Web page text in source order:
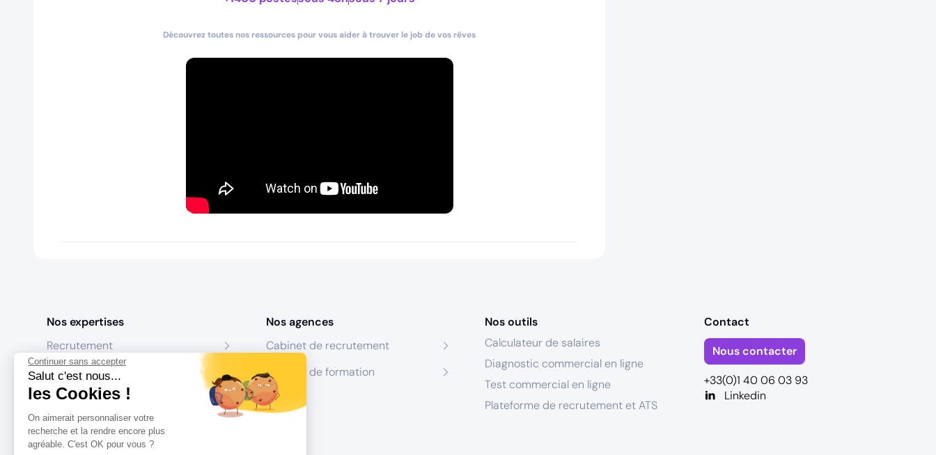
Continuer sans accepter
Salut c'est nous...
les Cookies !
On aimerait personnaliser votre
recherche et la rendre encore plus
agréable. C'est OK pour vous ?
Découvrez toutes nos ressources pour vous aider à trouver le job de vos rêves
Nos expertises
Recrutement
Formation
Coaching
Conseil
Nos agences
Cabinet de recrutement
Centres de formation
Nos outils
Calculateur de salaires
Diagnostic commercial en ligne
Test commercial en ligne
Plateforme de recrutement et ATS
Contact
Nous contacter
+33(0)1 40 06 03 93
Linkedin